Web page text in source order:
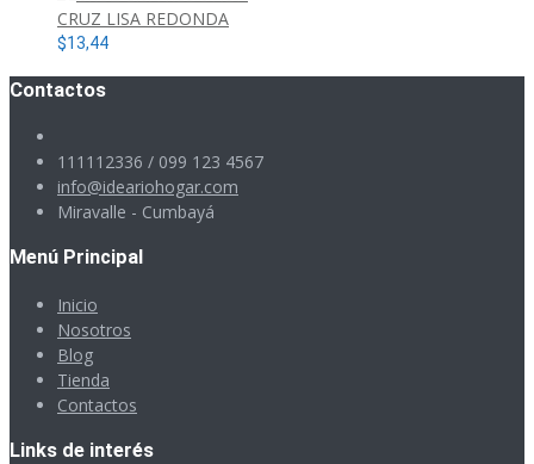
CRUZ LISA REDONDA
$13,44
Contactos
111112336 / 099 123 4567
info@ideariohogar.com
Miravalle - Cumbayá
Menú Principal
Inicio
Nosotros
Blog
Tienda
Contactos
Links de interés